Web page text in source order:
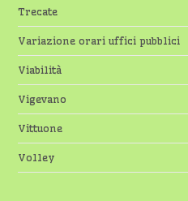
Trecate
Variazione orari uffici pubblici
Viabilità
Vigevano
Vittuone
Volley